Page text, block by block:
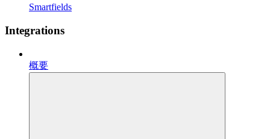
Smartfields
Integrations
概要